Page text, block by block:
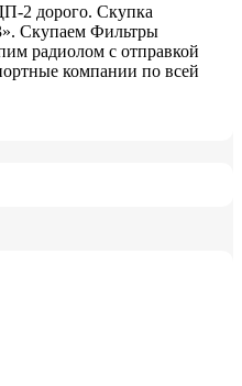
2 дорого. Скупка
Скупаем Фильтры
радиолом с отправкой
компании по всей